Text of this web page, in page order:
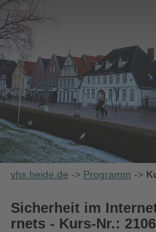
vhs.heide.de -> Programm ->
Sicherheit im
rnets - Kurs-Nr.: 2106